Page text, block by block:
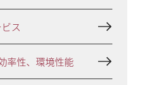
ス
率性、環境性能